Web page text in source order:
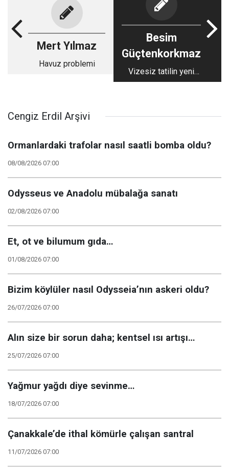
Mert Yılmaz
Havuz problemi
Besim
Güçtenkorkmaz
Vizesiz tatilin yeni
adresi: Budva ve
Cengiz Erdil Arşivi
Ormanlardaki trafolar nasıl saatli bomba oldu?
08/08/2026 07:00
Odysseus ve Anadolu mübalağa sanatı
02/08/2026 07:00
Et, ot ve bilumum gıda…
01/08/2026 07:00
Bizim köylüler nasıl Odysseia’nın askeri oldu?
26/07/2026 07:00
Alın size bir sorun daha; kentsel ısı artışı…
25/07/2026 07:00
Yağmur yağdı diye sevinme…
18/07/2026 07:00
Çanakkale’de ithal kömürle çalışan santral
11/07/2026 07:00